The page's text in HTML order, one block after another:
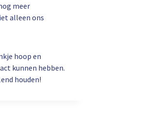
meer
alleen ons
hoop en
kunnen hebben.
houden!